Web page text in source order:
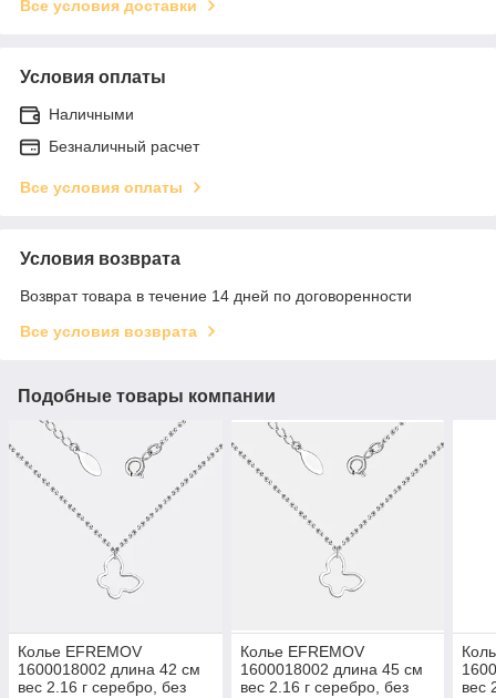
Все условия доставки
Условия оплаты
Наличными
Безналичный расчет
Все условия оплаты
Условия возврата
Возврат товара в течение 14 дней по договоренности
Все условия возврата
Подобные товары компании
Колье EFREMOV
1600018002 длина 42 см
вес 2.16 г серебро, без
Колье EFREMOV
1600018002 длина 45 см
вес 2.16 г серебро, без
вес